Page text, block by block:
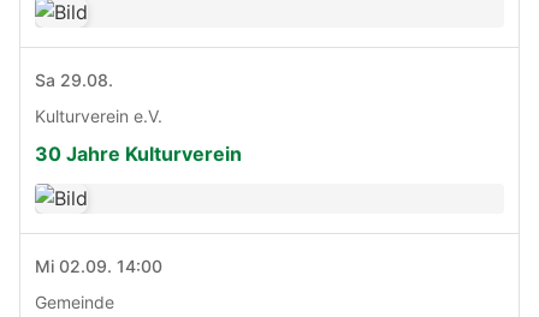
Sa 29.08.
Kulturverein e.V.
30 Jahre Kulturverein
Mi 02.09. 14:00
Gemeinde